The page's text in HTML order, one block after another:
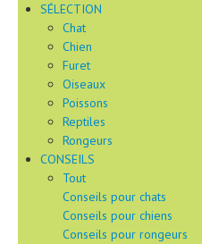
SÉLECTION
Chat
Chien
Furet
Oiseaux
Poissons
Reptiles
Rongeurs
CONSEILS
Tout
Conseils pour chats
Conseils pour chiens
Conseils pour rongeurs